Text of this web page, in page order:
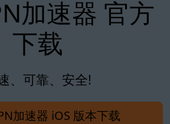
加速器 官方
下载
、可靠、安全!
加速器 iOS 版本下载